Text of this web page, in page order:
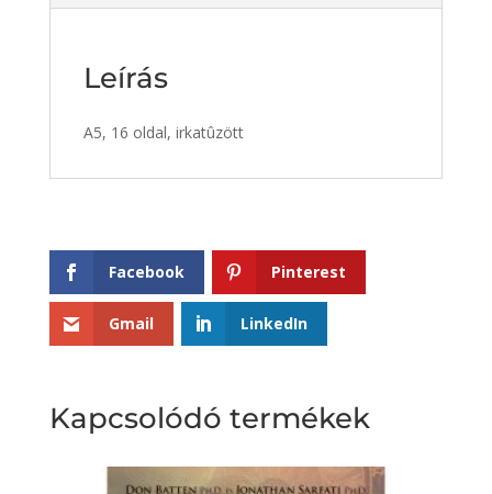
Leírás
A5, 16 oldal, irkatûzött
Facebook Pinterest
Gmail LinkedIn
Kapcsolódó termékek